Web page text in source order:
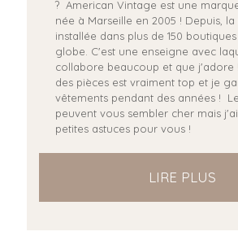
? American Vintage est une
née à Marseille en 2005 ! Depuis,
installée dans plus de 150
globe. C'est une enseigne avec
collabore beaucoup et que j'adore
des pièces est vraiment top et je
vêtements pendant des années !
peuvent vous sembler cher mais
petites astuces pour vous !
LIRE PLUS